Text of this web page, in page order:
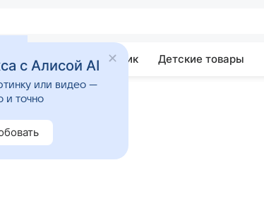
Почемучка Учебник Детские товары
с Алисой AI
или видео —
и точно